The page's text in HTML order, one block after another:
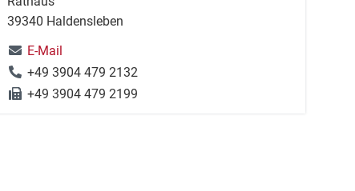
39340 Haldensleben
E-Mail
+49 3904 479 2132
+49 3904 479 2199